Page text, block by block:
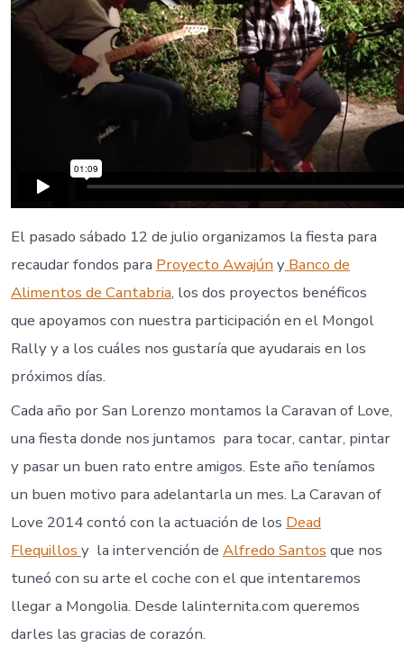
El pasado sábado 12 de julio organizamos la fiesta para
recaudar fondos para Proyecto Awajún yBanco de
Alimentos de Cantabria, los dos proyectos benéficos
que apoyamos con nuestra participación en el Mongol
Rally y a los cuáles nos gustaría que ayudarais en los
próximos días.
Cada año por San Lorenzo montamos la Caravan of Love,
una fiesta donde nos juntamos para tocar, cantar, pintar
y pasar un buen rato entre amigos. Este año teníamos
un buen motivo para adelantarla un mes. La Caravan of
Love 2014 contó con la actuación de los Dead
Flequillos y la intervención de Alfredo Santos que nos
tuneó con su arte el coche con el que intentaremos
llegar a Mongolia. Desde lalinternita.com queremos
darles las gracias de corazón.